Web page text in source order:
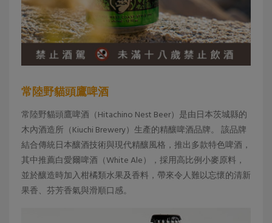
常陸野貓頭鷹啤酒
常陸野貓頭鷹啤酒（Hitachino Nest Beer）是由日本茨城縣的
木內酒造所（Kiuchi Brewery）生產的精釀啤酒品牌。 該品牌
結合傳統日本釀酒技術與現代精釀風格，推出多款特色啤酒，
其中推薦白愛爾啤酒（White Ale），採用高比例小麥原料，
並於釀造時加入柑橘類水果及香料，帶來令人難以忘懷的清新
果香、芬芳香氣與滑順口感。